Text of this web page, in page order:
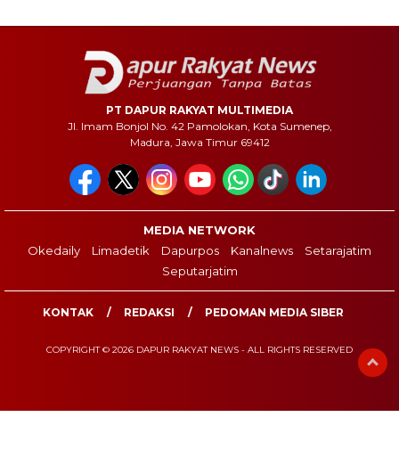
PT DAPUR RAKYAT MULTIMEDIA
Jl. Imam Bonjol No. 42 Pamolokan, Kota Sumenep,
Madura, Jawa Timur 69412
MEDIA NETWORK
Okedaily
Limadetik Dapurpos Kanalnews
Setarajatim
Seputarjatim
KONTAK REDAKSI PEDOMAN MEDIA SIBER
COPYRIGHT © 2026 DAPUR RAKYAT NEWS - ALL RIGHTS RESERVED